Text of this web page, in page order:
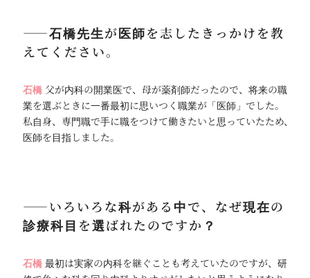
――石橋先生が医師を志したきっかけを教
えてください。
石橋 父が内科の開業医で、母が薬剤師だったので、将来の職
業を選ぶときに一番最初に思いつく職業が「医師」でした。
私自身、専門職で手に職をつけて働きたいと思っていたため、
医師を目指しました。
――いろいろな科がある中で、なぜ現在の
診療科目を選ばれたのですか？
石橋最初は実家の内科を継ぐことも考えていたのですが、研